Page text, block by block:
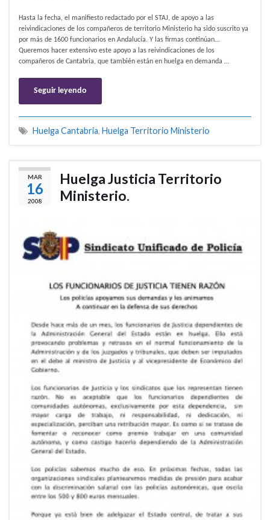
Hasta la fecha, el manifiesto redactado por el STAJ, de apoyo a las
reivindicaciones de los compañeros de territorio Ministerio ha sido suscrito ya
por más de 1600 funcionarios en Andalucía. Y las firmas continúan…
Queremos hacer extensivo este apoyo a las reivindicaciones de los
compañeros de Cantabria, que también están en huelga en demanda …
Seguir leyendo
Huelga Cantabria, Huelga Territorio Ministerio
MAR
16
2008
Huelga Justicia Territorio
Ministerio.